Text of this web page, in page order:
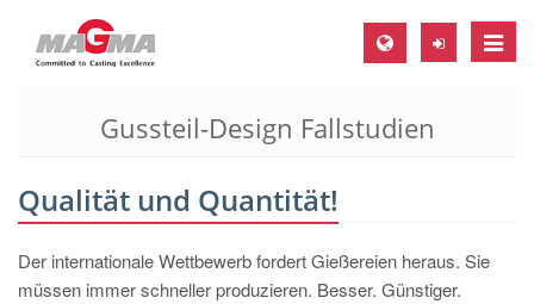
Toggle
MAGMA Europa, Deutschland
EN
MAGMA Nordamerika, USA
Gussteil-Design Fallstudien
Qualität und Quantität!
Der internationale Wettbewerb fordert Gießereien heraus. Sie
müssen immer schneller produzieren. Besser. Günstiger.